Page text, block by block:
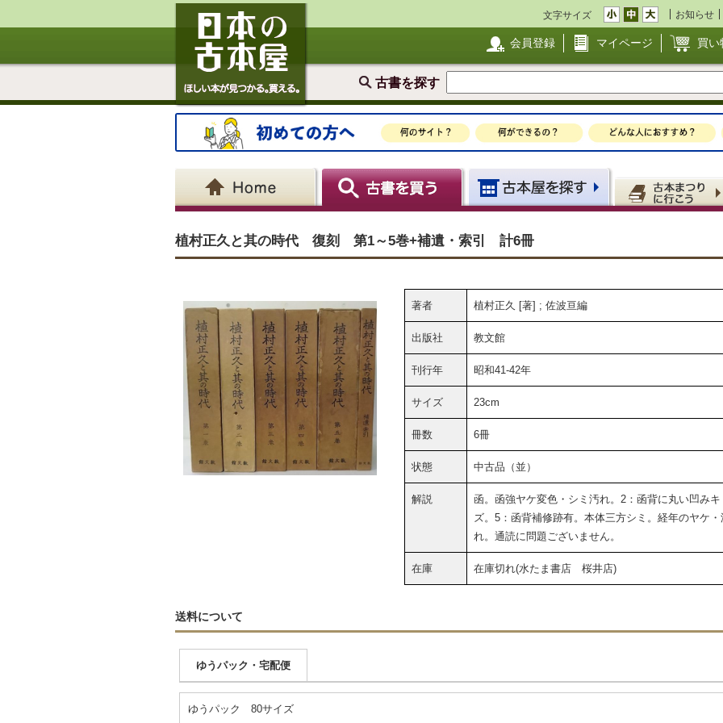
文字サイズ お知らせ
会員登録 マイページ 買い
古書を探す
植村正久と其の時代 復刻 第1～5巻+補遺・索引 計6冊
著者 植村正久 [著] ; 佐波亘編
出版社 教文館
刊行年 昭和41-42年
サイズ 23cm
冊数 6冊
状態 中古品（並）
解説
函。函強ヤケ変色・シミ汚れ。2：函背に丸い凹みキ
ズ。5：函背補修跡有。本体三方シミ。経年のヤケ・
れ。通読に問題ございません。
在庫 在庫切れ(水たま書店 桜井店)
送料について
ゆうパック・宅配便
ゆうパック 80サイズ